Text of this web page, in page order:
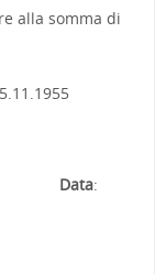
alla somma di
Data: